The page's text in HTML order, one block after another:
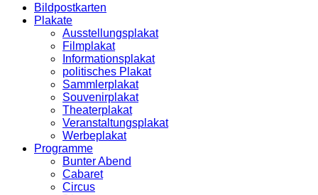
Bildpostkarten
Plakate
Ausstellungsplakat
Filmplakat
Informationsplakat
politisches Plakat
Sammlerplakat
Souvenirplakat
Theaterplakat
Veranstaltungsplakat
Werbeplakat
Programme
Bunter Abend
Cabaret
Circus